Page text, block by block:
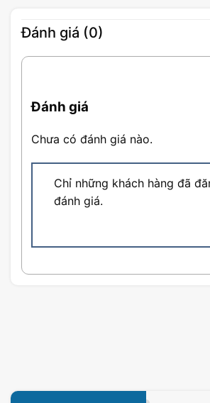
Đánh giá (0)
Đánh giá
Chưa có đánh giá nào.
Chỉ những khách hàng đã
đánh giá.